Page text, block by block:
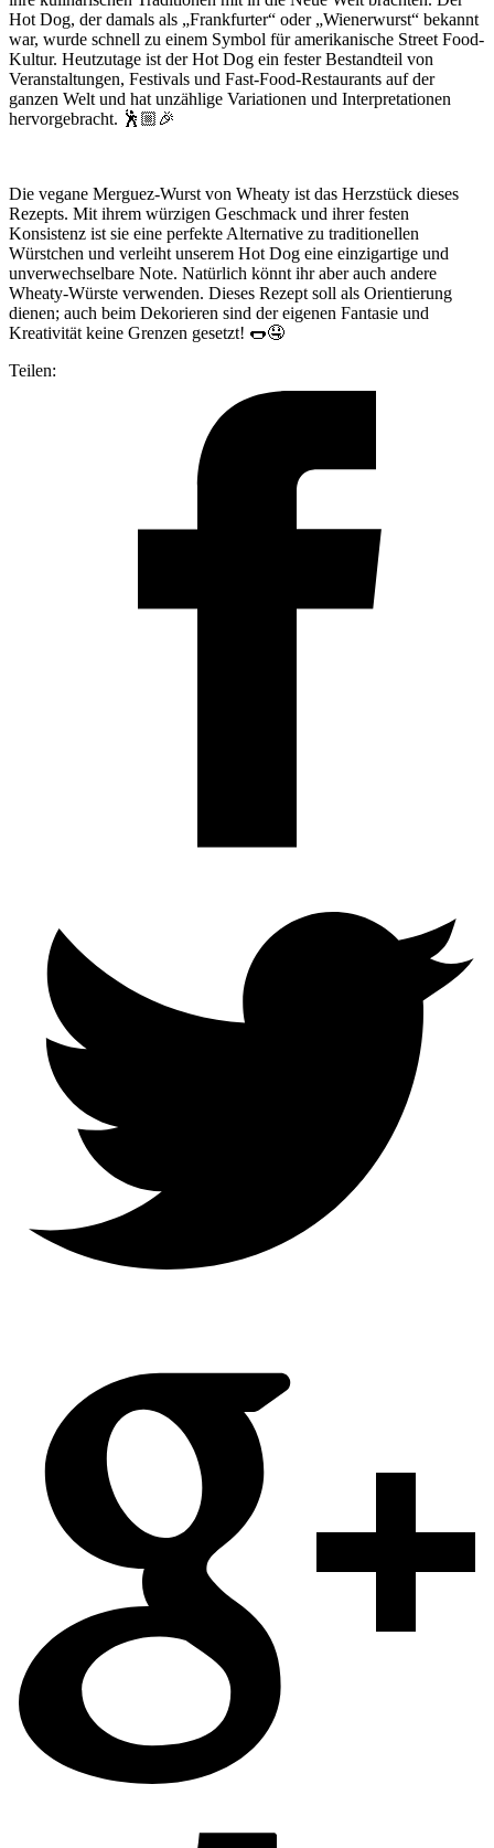
Hot Dog, der damals als „Frankfurter“ oder „Wienerwurst“ bekannt
war, wurde schnell zu einem Symbol für amerikanische Street Food-
Kultur. Heutzutage ist der Hot Dog ein fester Bestandteil von
Veranstaltungen, Festivals und Fast-Food-Restaurants auf der
ganzen Welt und hat unzählige Variationen und Interpretationen
hervorgebracht. 🕺🏼🎉
Die vegane Merguez-Wurst von Wheaty ist das Herzstück dieses
Rezepts. Mit ihrem würzigen Geschmack und ihrer festen
Konsistenz ist sie eine perfekte Alternative zu traditionellen
Würstchen und verleiht unserem Hot Dog eine einzigartige und
unverwechselbare Note. Natürlich könnt ihr aber auch andere
Wheaty-Würste verwenden. Dieses Rezept soll als Orientierung
dienen; auch beim Dekorieren sind der eigenen Fantasie und
Kreativität keine Grenzen gesetzt! 🌭🤤
Teilen: